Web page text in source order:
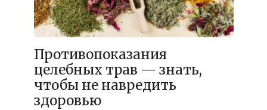
Противопоказания
целебных трав — знать,
чтобы не навредить
здоровью